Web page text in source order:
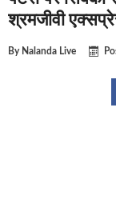
घूसखोर अफसरों
बिहार में एक और
क्रिकेटर ईशान
बिहारवासियों के
श्रमजीवी
By Nalanda Live